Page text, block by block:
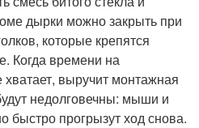
дырки можно закрыть при
которые крепятся
Когда времени на
выручит монтажная
недолговечны: мыши и
быстро прогрызут ход снова.